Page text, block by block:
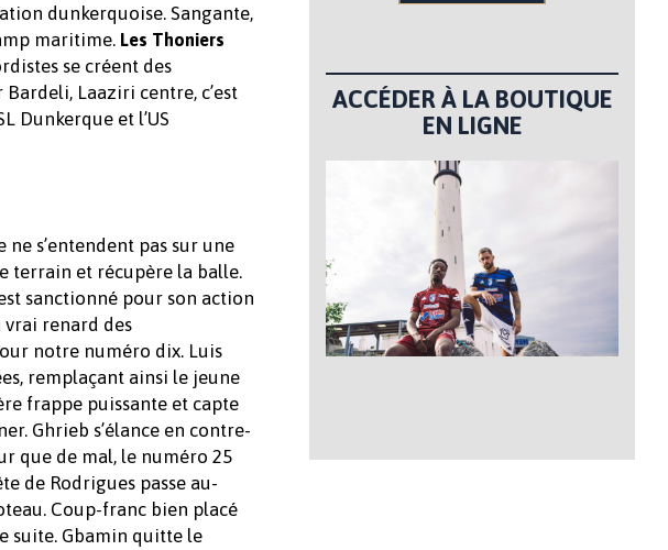
dunkerquoise. Sangante,
maritime. Les Thoniers
se créent des
Laaziri centre, c’est
Dunkerque et l’US
s’entendent pas sur une
terrain et récupère la balle.
sanctionné pour son action
vrai renard des
notre numéro dix. Luis
remplaçant ainsi le jeune
frappe puissante et capte
Ghrieb s’élance en contre-
que de mal, le numéro 25
de Rodrigues passe au-
Coup-franc bien placé
suite. Gbamin quitte le
ACCÉDER À LA BOUTIQUE
EN LIGNE